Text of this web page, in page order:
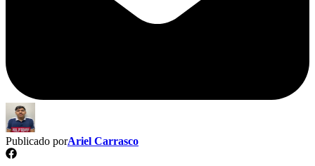
Publicado porAriel Carrasco